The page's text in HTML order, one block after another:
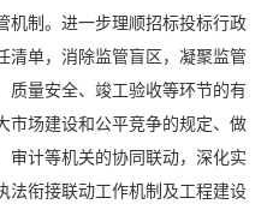
机制。进一步理顺招标投标行政
清单，消除监管盲区，凝聚监管
质量安全、竣工验收等环节的有
市场建设和公平竞争的规定、做
审计等机关的协同联动，深化实
法衔接联动工作机制及工程建设